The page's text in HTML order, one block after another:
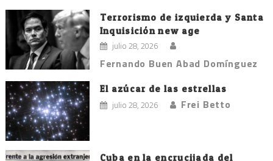
Terrorismo de izquierda y Santa
Inquisición new age
julio 28, 2026
Fernando Buen Abad Domínguez
El azúcar de las estrellas
julio 28, 2026 Frei Betto
Cuba en la encrucijada del